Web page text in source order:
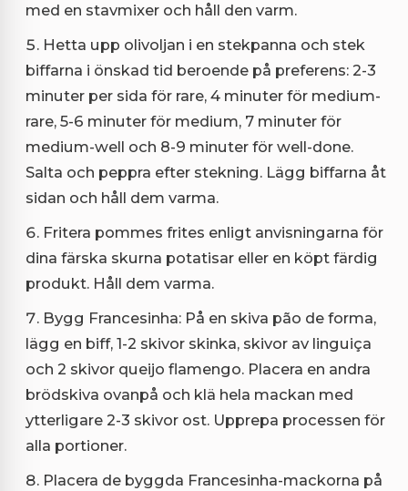
med en stavmixer och håll den varm.
Hetta upp olivoljan i en stekpanna och stek
biffarna i önskad tid beroende på preferens: 2-3
minuter per sida för rare, 4 minuter för medium-
rare, 5-6 minuter för medium, 7 minuter för
medium-well och 8-9 minuter för well-done.
Salta och peppra efter stekning. Lägg biffarna åt
sidan och håll dem varma.
Fritera pommes frites enligt anvisningarna för
dina färska skurna potatisar eller en köpt färdig
produkt. Håll dem varma.
Bygg Francesinha: På en skiva pão de forma,
lägg en biff, 1-2 skivor skinka, skivor av linguiça
och 2 skivor queijo flamengo. Placera en andra
brödskiva ovanpå och klä hela mackan med
ytterligare 2-3 skivor ost. Upprepa processen för
alla portioner.
Placera de byggda Francesinha-mackorna på